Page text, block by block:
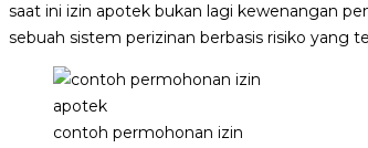
saat ini izin apotek bukan lagi kewenangan
sebuah sistem perizinan berbasis risiko yang
contoh permohonan izin